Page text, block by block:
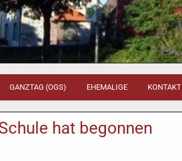
GANZTAG (OGS) EHEMALIGE KONTAKT
hat begonnen